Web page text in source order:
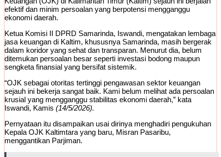
efektif dan minim persoalan yang berpotensi mengganggu
ekonomi daerah.
Ketua Komisi II DPRD Samarinda, Iswandi, mengatakan lembaga
jasa keuangan di Kaltim, khususnya Samarinda, masih bergerak
dalam koridor yang sehat dan transparan. Menurut dia, belum
ditemukan persoalan besar seperti investasi bodong maupun
sengketa finansial yang bersifat sistemik.
“OJK sebagai otoritas tertinggi pengawasan sektor keuangan
sejauh ini bekerja sangat baik. Kami belum melihat ada persoalan
krusial yang mengganggu stabilitas ekonomi daerah,” kata
Iswandi, Kamis (14/5/2026).
Pernyataan itu disampaikan usai dirinya menghadiri pengukuhan
Kepala OJK Kaltimtara yang baru, Misran Pasaribu,
menggantikan Parjiman.